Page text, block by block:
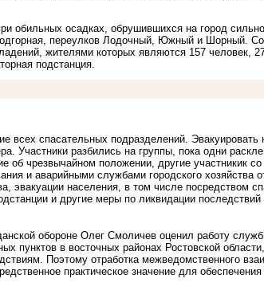
обильных осадках, обрушившихся на город
переулков Лодочный, Южный и Шорный.
жителями которых являются 157 человек,
подстанция.
всех спасательных подразделений. Эвакуировать
Участники разбились на группы, пока одни
об чрезвычайном положении, другие участникик со
и аварийными службами городского хозяйства
эвакуации населения, в том числе посредством
и другие меры по ликвидации
обороне Олег Смоличев оценил работу
пунктов в восточных районах Ростовской
Поэтому отработка межведомственного
практическое значение для обеспечения